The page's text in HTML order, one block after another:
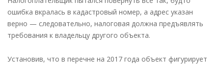
ошибка вкралась в кадастровый номер, а адрес указан
верно — следовательно, налоговая должна предъявлять
требования к владельцу другого объекта.
Установив, что в перечне на 2017 года объект фигурирует